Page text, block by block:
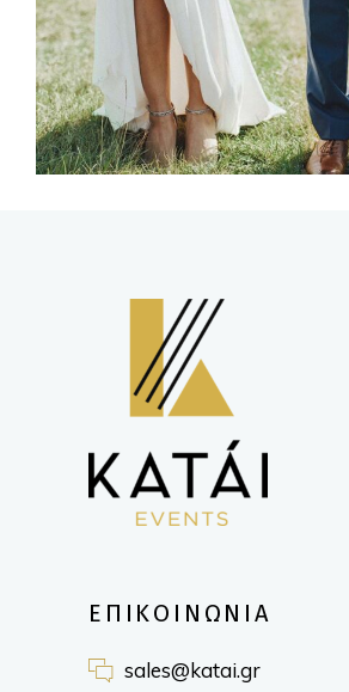
ΕΠΙΚΟΙΝΩΝΙΑ
sales@katai.gr